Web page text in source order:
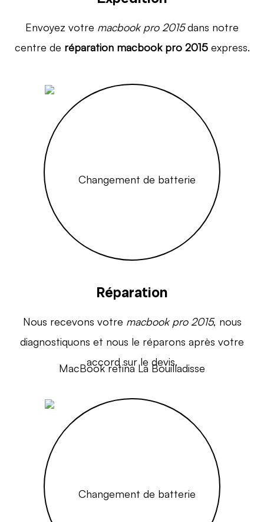
Envoyez votre macbook pro 2015dans notre
centre de réparation macbook pro 2015express.
Réparation
Nous recevons votre macbook pro 2015, nous
diagnostiquons et nous le réparons après votre
accord sur le devis.